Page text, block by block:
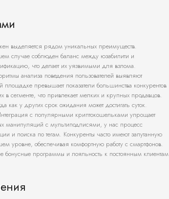
выделяется рядом уникальных преимуществ.
случае соблюден баланс между юзабилити и
что делает их уязвимыми для взлома.
анализа поведения пользователей выявляют
площадке превышает показатели большинства конкурентов
сегменте, что привлекает мелких и крупных продавцов.
как у других срок ожидания может достигать суток.
с популярными криптокошельками упрощает
манипуляций с мультиподписями, у нас процесс
и поиска по тегам. Конкуренты часто имеют запутанную
уровне, обеспечивая комфортную работу с смартфонов.
бонусные программы и лояльность к постоянным клиентам